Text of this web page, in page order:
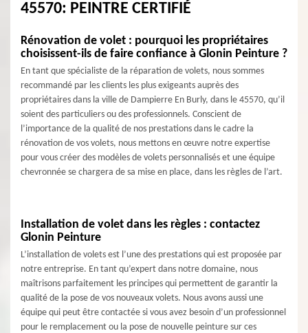
45570: PEINTRE CERTIFIÉ
Rénovation de volet : pourquoi les propriétaires
choisissent-ils de faire confiance à Glonin Peinture ?
En tant que spécialiste de la réparation de volets, nous sommes
recommandé par les clients les plus exigeants auprès des
propriétaires dans la ville de Dampierre En Burly, dans le 45570, qu’il
soient des particuliers ou des professionnels. Conscient de
l’importance de la qualité de nos prestations dans le cadre la
rénovation de vos volets, nous mettons en œuvre notre expertise
pour vous créer des modèles de volets personnalisés et une équipe
chevronnée se chargera de sa mise en place, dans les règles de l’art.
Installation de volet dans les règles : contactez
Glonin Peinture
L’installation de volets est l’une des prestations qui est proposée par
notre entreprise. En tant qu’expert dans notre domaine, nous
maîtrisons parfaitement les principes qui permettent de garantir la
qualité de la pose de vos nouveaux volets. Nous avons aussi une
équipe qui peut être contactée si vous avez besoin d’un professionnel
pour le remplacement ou la pose de nouvelle peinture sur ces